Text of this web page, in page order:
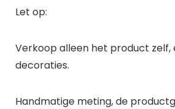
Let op:
Verkoop alleen het product zelf,
decoraties.
Handmatige meting, de